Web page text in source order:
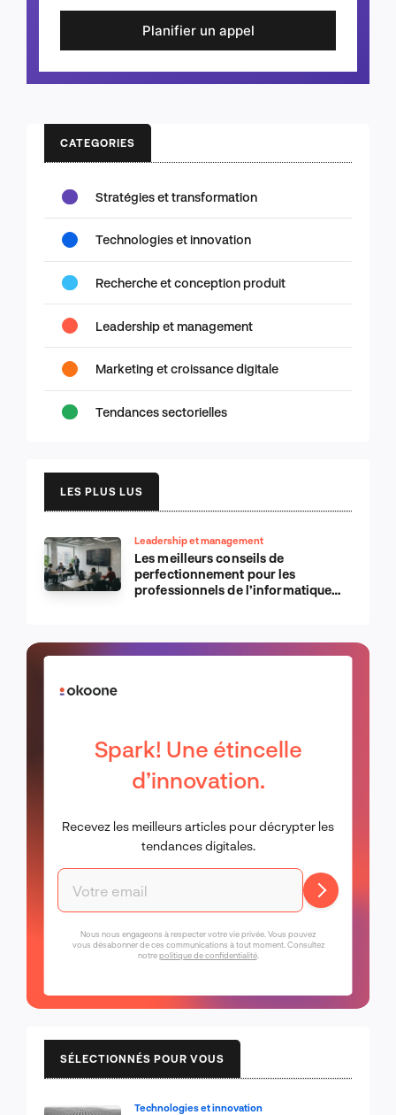
Planifier un appel
CATEGORIES
Stratégies et transformation
Technologies et innovation
Recherche et conception produit
Leadership et management
Marketing et croissance digitale
Tendances sectorielles
LES PLUS LUS
Leadership et management
Les meilleurs conseils de
perfectionnement pour les
professionnels de l’informatique
Spark! Une étincelle
d’innovation.
Recevez les meilleurs articles pour décrypter les
tendances digitales.
Nous nous engageons à respecter votre vie privée. Vous pouvez
vous désabonner de ces communications à tout moment. Consultez
notrepolitique de confidentialité.
SÉLECTIONNÉS POUR VOUS
Technologies et innovation